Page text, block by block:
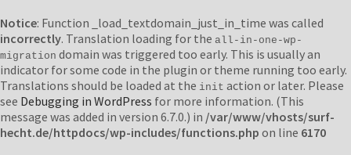
Notice: Function _load_textdomain_just_in_time was called
incorrectly. Translation loading for the all-in-one-wp-
migration domain was triggered too early. This is usually an
indicator for some code in the plugin or theme running too early.
Translations should be loaded at the init action or later. Please
see Debugging in WordPress for more information. (This
message was added in version 6.7.0.) in /var/www/vhosts/surf-
hecht.de/httpdocs/wp-includes/functions.php on line 6170